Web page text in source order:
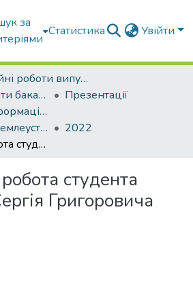
за
Статистика Увійти
Атестаційні роботи випускників
Атестаційні роботи бакалаврів
Презентації
Факультет геоінформаційних систем та управління територіями
193 Геодезія та землеустрій. Геодезія
2022
Атестаційна робота студента Сухойвана Сергія Григоровича
студента
Григоровича